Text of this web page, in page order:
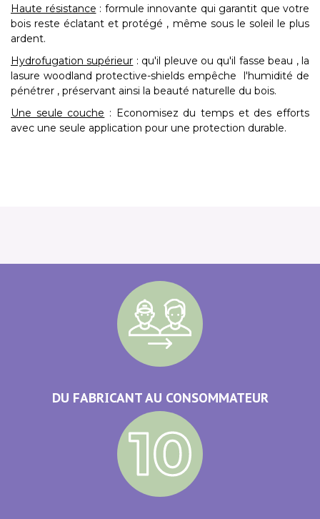
Haute résistance : formule innovante qui garantit que votre
bois reste éclatant et protégé , même sous le soleil le plus
ardent.
Hydrofugation supérieur : qu'il pleuve ou qu'il fasse beau , la
lasure woodland protective-shields empêche l'humidité de
pénétrer , préservant ainsi la beauté naturelle du bois.
Une seule couche : Economisez du temps et des efforts
avec une seule application pour une protection durable.
DU FABRICANT AU CONSOMMATEUR